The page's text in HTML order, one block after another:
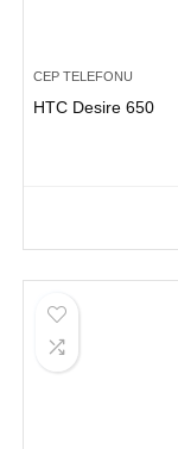
CEP TELEFONU
HTC Desire 650